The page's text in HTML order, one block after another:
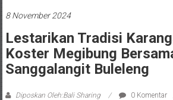
8 November 2024
Lestarikan Tradisi
Koster Megibung
Sanggalangit Buleleng
Diposkan Oleh:Bali Sharing
0 Komentar